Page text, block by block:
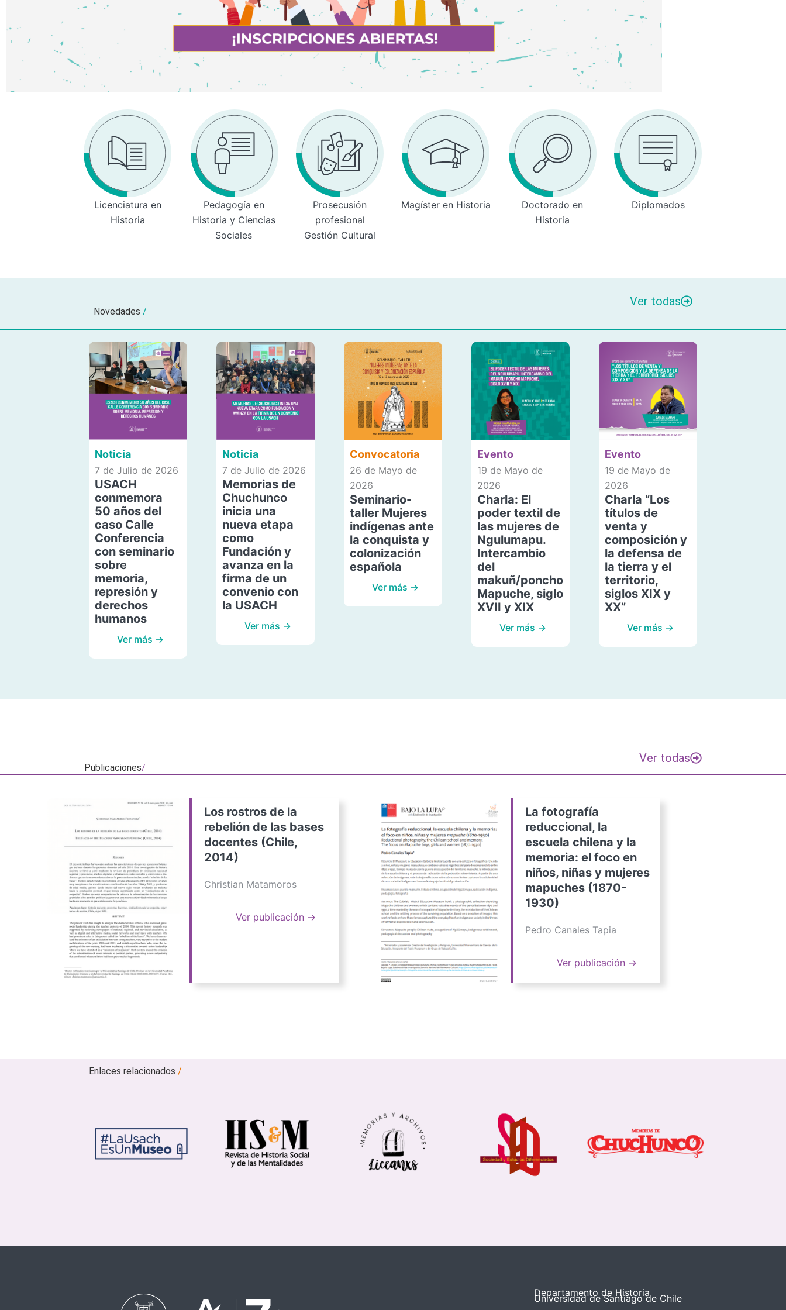
Licenciatura en
Historia
Pedagogía en
Historia y Ciencias
Sociales
Prosecusión
profesional
Gestión Cultural
Magíster en Historia
Doctorado en
Historia
Diplomados
Novedades /
Ver todas
Noticia
7 de Julio de 2026
USACH
conmemora
50 años del
caso Calle
Conferencia
con seminario
sobre
memoria,
represión y
derechos
humanos
Ver más →
Noticia
7 de Julio de 2026
Memorias de
Chuchunco
inicia una
nueva etapa
como
Fundación y
avanza en la
firma de un
convenio con
la USACH
Ver más →
Convocatoria
26 de Mayo de
2026
Seminario-
taller Mujeres
indígenas ante
la conquista y
colonización
española
Ver más →
Evento
19 de Mayo de
2026
Charla: El
poder textil de
las mujeres de
Ngulumapu.
Intercambio
del
makuñ/poncho
Mapuche, siglo
XVII y XIX
Ver más →
Evento
19 de Mayo de
2026
Charla “Los
títulos de
venta y
composición y
la defensa de
la tierra y el
territorio,
siglos XIX y
XX”
Ver más →
Publicaciones/
Ver todas
Los rostros de la
rebelión de las bases
docentes (Chile,
2014)
Christian Matamoros
Ver publicación →
La fotografía
reduccional, la
escuela chilena y la
memoria: el foco en
niños, niñas y mujeres
mapuches (1870-
1930)
Pedro Canales Tapia
Ver publicación →
Enlaces relacionados/
Departamento de Historia
Universidad de Santiago de Chile